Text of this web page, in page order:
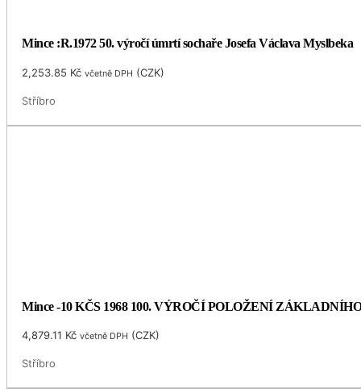
Mince :R.1972 50. výročí úmrtí sochaře Josefa Václava Myslbeka
2,253.85 Kč včetně DPH (CZK)
Stříbro
Mince -10 KČS 1968 100. VÝROČÍ POLOŽENÍ
4,879.11 Kč včetně DPH (CZK)
Stříbro